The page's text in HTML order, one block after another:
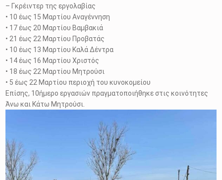
– Γκρέιντερ της εργολαβίας
• 10 έως 15 Μαρτίου Αναγέννηση
• 17 έως 20 Μαρτίου Βαμβακιά
• 21 έως 22 Μαρτίου Προβατάς
• 10 έως 13 Μαρτίου Καλά Δέντρα
• 14 έως 16 Μαρτίου Χριστός
• 18 έως 22 Μαρτίου Μητρούσι
• 5 έως 22 Μαρτίου περιοχή του κυνοκομείου
Επίσης, 10ήμερο εργασιών πραγματοποιήθηκε στις κοινότητες
Άνω και Κάτω Μητρούσι.